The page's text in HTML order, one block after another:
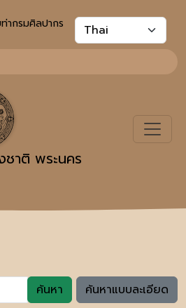
ท่ากรมศิลปากร
าติ พระนคร
ค้นหา ค้นหาแบบละเอียด